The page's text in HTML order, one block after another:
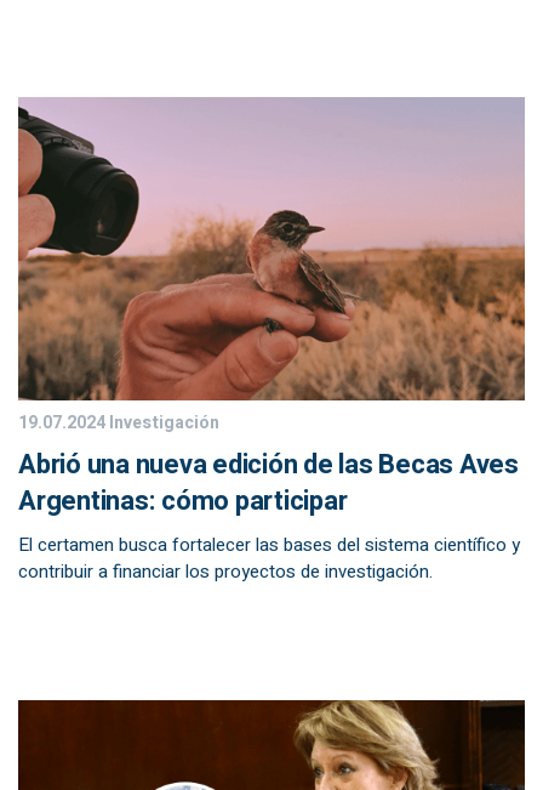
19.07.2024Investigación
Abrió una nueva edición de las Becas Aves
Argentinas: cómo participar
El certamen busca fortalecer las bases del sistema científico y
contribuir a financiar los proyectos de investigación.